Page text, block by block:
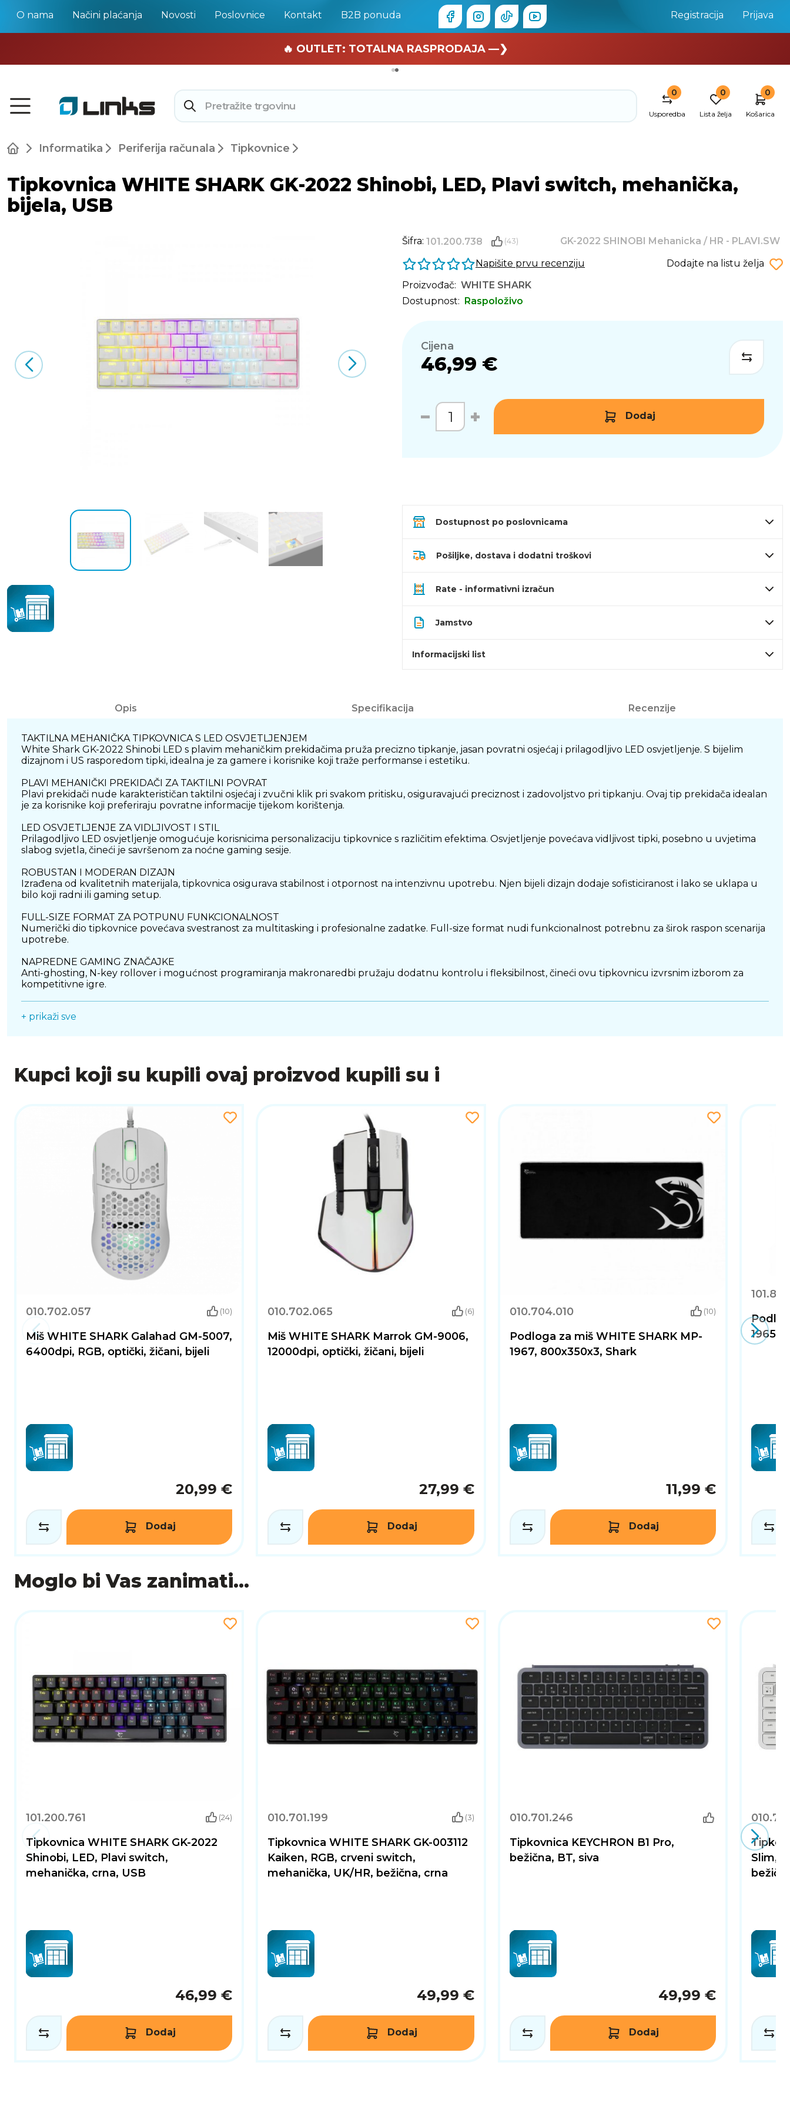
O nama Načini plaćanja Novosti Poslovnice Kontakt B2B ponuda Registracija Prijava
🏄 Zaslužuješ odmor —❯
🔥 OUTLET: TOTALNA RASPRODAJA —❯
0
Usporedba
0
Lista želja
0
Košarica
Informatika Periferija računala Tipkovnice
Tipkovnica WHITE SHARK GK-2022 Shinobi, LED, Plavi switch, mehanička,
bijela, USB
Šifra: 101.200.738 (43)
GK-2022 SHINOBI Mehanicka / HR - PLAVI.SW
Napišite prvu recenziju
Dodajte na listu želja
Proizvođač: WHITE SHARK
Dostupnost: Raspoloživo
Cijena
46,99 €
Dodaj
Dostupnost po poslovnicama
Pošiljke, dostava i dodatni troškovi
Rate - informativni izračun
Jamstvo
Informacijski list
Opis Specifikacija Recenzije
TAKTILNA MEHANIČKA TIPKOVNICA S LED OSVJETLJENJEM
White Shark GK-2022 Shinobi LED s plavim mehaničkim prekidačima pruža precizno tipkanje, jasan povratni osjećaj i prilagodljivo LED osvjetljenje. S bijelim
dizajnom i US rasporedom tipki, idealna je za gamere i korisnike koji traže performanse i estetiku.
PLAVI MEHANIČKI PREKIDAČI ZA TAKTILNI POVRAT
Plavi prekidači nude karakterističan taktilni osjećaj i zvučni klik pri svakom pritisku, osiguravajući preciznost i zadovoljstvo pri tipkanju. Ovaj tip prekidača idealan
je za korisnike koji preferiraju povratne informacije tijekom korištenja.
LED OSVJETLJENJE ZA VIDLJIVOST I STIL
Prilagodljivo LED osvjetljenje omogućuje korisnicima personalizaciju tipkovnice s različitim efektima. Osvjetljenje povećava vidljivost tipki, posebno u uvjetima
slabog svjetla, čineći je savršenom za noćne gaming sesije.
ROBUSTAN I MODERAN DIZAJN
Izrađena od kvalitetnih materijala, tipkovnica osigurava stabilnost i otpornost na intenzivnu upotrebu. Njen bijeli dizajn dodaje sofisticiranost i lako se uklapa u
bilo koji radni ili gaming setup.
FULL-SIZE FORMAT ZA POTPUNU FUNKCIONALNOST
Numerički dio tipkovnice povećava svestranost za multitasking i profesionalne zadatke. Full-size format nudi funkcionalnost potrebnu za širok raspon scenarija
upotrebe.
NAPREDNE GAMING ZNAČAJKE
Anti-ghosting, N-key rollover i mogućnost programiranja makronaredbi pružaju dodatnu kontrolu i fleksibilnost, čineći ovu tipkovnicu izvrsnim izborom za
kompetitivne igre.
White Shark GK-2022 Shinobi LED s plavim mehaničkim prekidačima nudi precizno tipkanje, prilagodljivo osvjetljenje i moderan dizajn. Idealna je za gamere i
+ prikaži sve
Kupci koji su kupili ovaj proizvod kupili su i
010.702.057 (10)
Miš WHITE SHARK Galahad GM-5007,
6400dpi, RGB, optički, žičani, bijeli
20,99 €
Dodaj
010.702.065 (6)
Miš WHITE SHARK Marrok GM-9006,
12000dpi, optički, žičani, bijeli
27,99 €
Dodaj
010.704.010 (10)
Podloga za miš WHITE SHARK MP-
1967, 800x350x3, Shark
11,99 €
Dodaj
1965,
Moglo bi Vas zanimati...
101.200.761 (24)
Tipkovnica WHITE SHARK GK-2022
Shinobi, LED, Plavi switch,
mehanička, crna, USB
46,99 €
Dodaj
010.701.199 (3)
Tipkovnica WHITE SHARK GK-003112
Kaiken, RGB, crveni switch,
mehanička, UK/HR, bežična, crna
49,99 €
Dodaj
010.701.246
Tipkovnica KEYCHRON B1 Pro,
bežična, BT, siva
49,99 €
Dodaj
Slim,